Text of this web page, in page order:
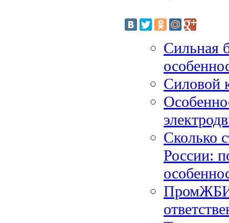
Сильная
Силовой
Сколько
России:
ПромЖБИ: